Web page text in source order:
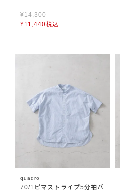
¥14,300
¥11,440税込
quadro
70/1ピマストライプ5分袖バ